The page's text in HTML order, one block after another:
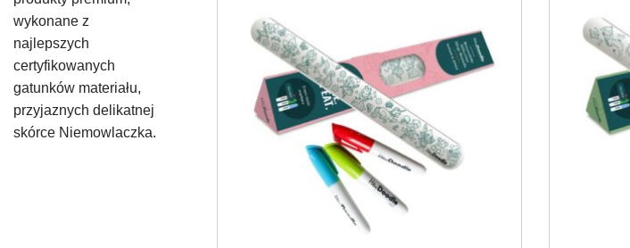
wykonane z
najlepszych
certyfikowanych
gatunków materiału,
przyjaznych delikatnej
skórce Niemowlaczka.